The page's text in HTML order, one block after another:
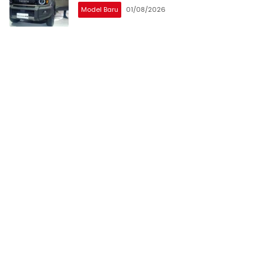
Model Baru 01/08/2026